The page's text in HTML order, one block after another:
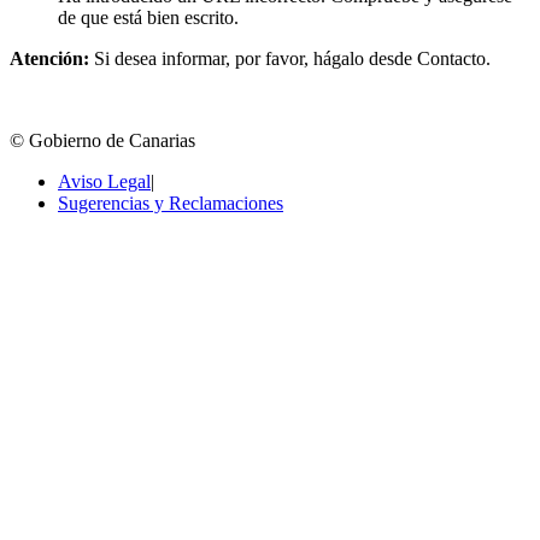
de que está bien escrito.
Atención: Si desea informar, por favor, hágalo desde Contacto.
© Gobierno de Canarias
Aviso Legal|
Sugerencias y Reclamaciones